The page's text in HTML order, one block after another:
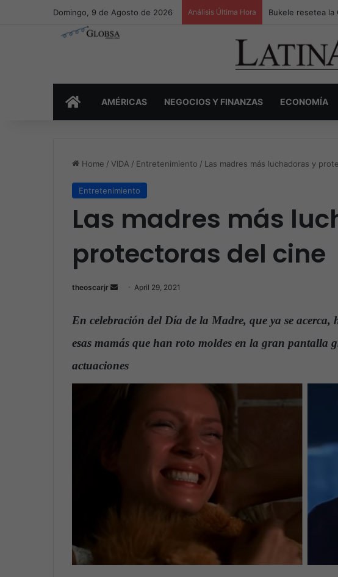
Domingo, 9 de Agosto de 2026 Análisis Última Hora El Papa Leo XIV
INICIOAMÉRICAS NEGOCIOS Y FINANZAS ECONOMÍA
Home / VIDA / Entretenimiento / Las madres más luchadoras y
Entretenimiento
Las madres más
protectoras del cine
theoscarjr
n
a
April 29, 2021
En celebración del Día de la Madre, que ya se acerca,
esas mamás que han roto moldes en la gran pantalla
actuaciones